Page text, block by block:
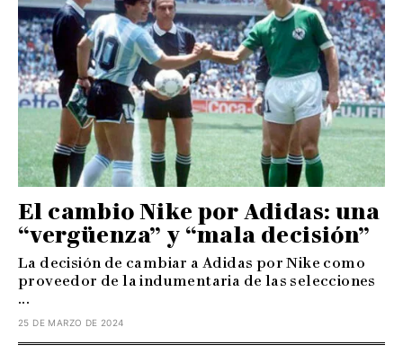
El cambio Nike por Adidas: una
“vergüenza” y “mala decisión”
La decisión de cambiar a Adidas por Nike como
proveedor de la indumentaria de las selecciones
...
25 DE MARZO DE 2024